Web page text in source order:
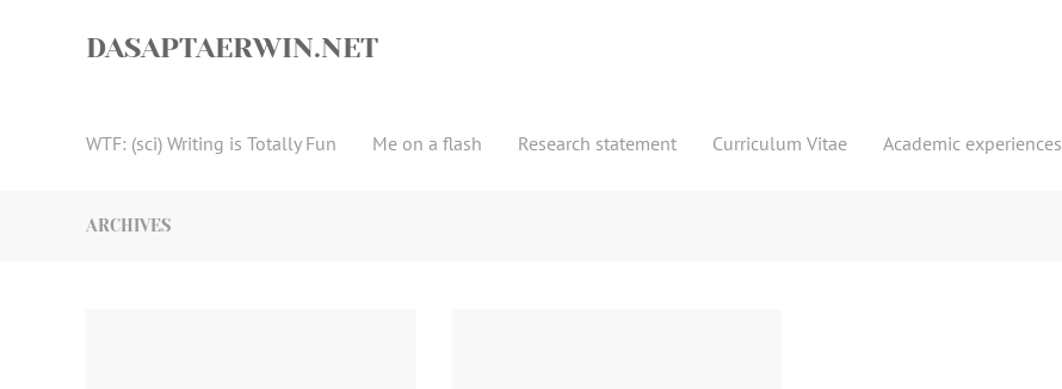
DASAPTAERWIN.NET
WTF: (sci) Writing is Totally Fun Me on a flash Research statement Curriculum Vitae Academic experiences
ARCHIVES